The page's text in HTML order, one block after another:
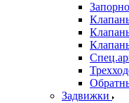
Задвижки